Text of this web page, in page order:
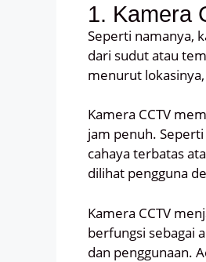
1. Kamera
Seperti namanya,
dari sudut atau
menurut lokasinya,
Kamera CCTV
jam penuh.
cahaya terbatas
dilihat pengguna
Kamera CCTV
berfungsi sebagai
dan penggunaan.